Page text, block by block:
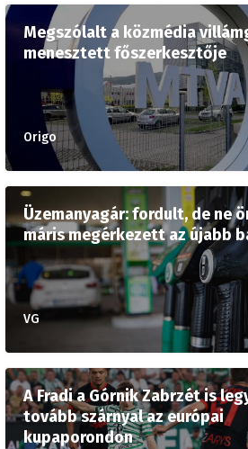
Megszólalt a közmédia
menesztett főszerkesztője
Origo
Üzemanyagár: fordult, de ne
máris megérkezett az újabb
VG
A Fradi a Górnik Zabrzét is
tovább szárnyal az európai
kupaporondon